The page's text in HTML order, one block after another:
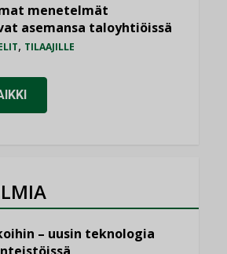
menetelmät
asemansa taloyhtiöissä
, TILAAJILLE
– uusin teknologia